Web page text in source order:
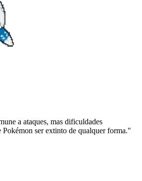
a ataques, mas dificuldades
Pokémon ser extinto de qualquer forma."